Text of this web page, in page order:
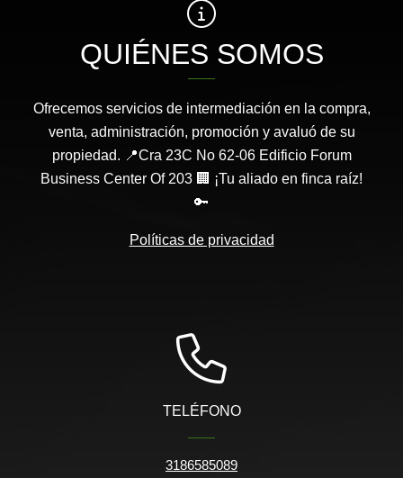
QUIÉNES SOMOS
Ofrecemos servicios de intermediación en la compra,
venta, administración, promoción y avaluó de su
propiedad. 📍Cra 23C No 62-06 Edificio Forum
Business Center Of 203 🏢 ¡Tu aliado en finca raíz!
🔑
Políticas de privacidad
TELÉFONO
3186585089